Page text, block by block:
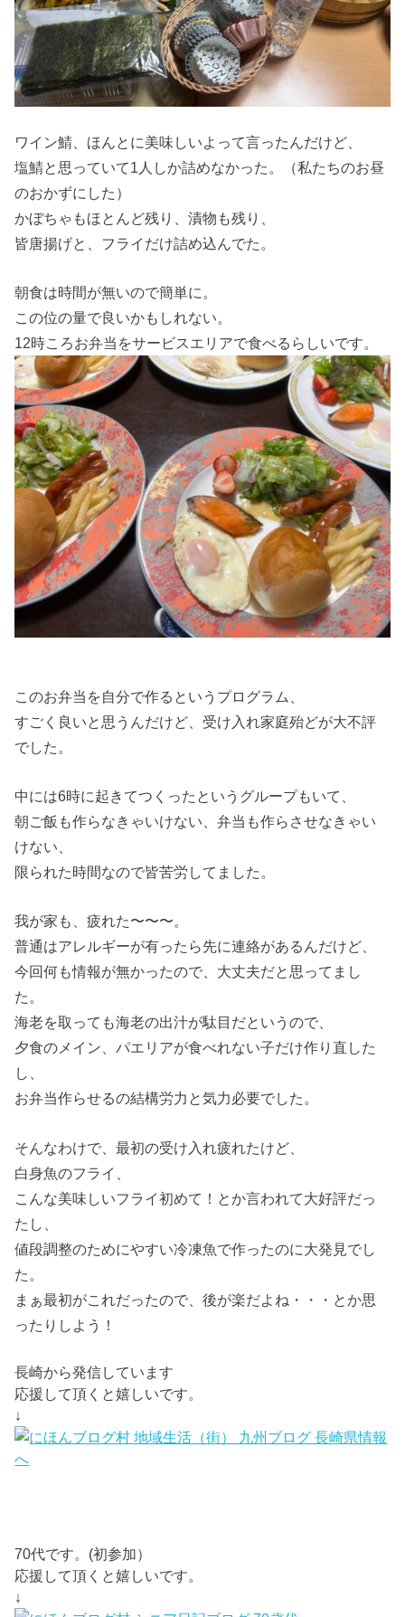
ワイン鯖、ほんとに美味しいよって言ったんだけど、
塩鯖と思っていて1人しか詰めなかった。（私たちのお昼
のおかずにした）
かぼちゃもほとんど残り、漬物も残り、
皆唐揚げと、フライだけ詰め込んでた。
朝食は時間が無いので簡単に。
この位の量で良いかもしれない。
12時ころお弁当をサービスエリアで食べるらしいです。
このお弁当を自分で作るというプログラム、
すごく良いと思うんだけど、受け入れ家庭殆どが大不評
でした。
中には6時に起きてつくったというグループもいて、
朝ご飯も作らなきゃいけない、弁当も作らさせなきゃい
けない、
限られた時間なので皆苦労してました。
我が家も、疲れた〜〜〜。
普通はアレルギーが有ったら先に連絡があるんだけど、
今回何も情報が無かったので、大丈夫だと思ってまし
た。
海老を取っても海老の出汁が駄目だというので、
夕食のメイン、パエリアが食べれない子だけ作り直した
し、
お弁当作らせるの結構労力と気力必要でした。
そんなわけで、最初の受け入れ疲れたけど、
白身魚のフライ、
こんな美味しいフライ初めて！とか言われて大好評だっ
たし、
値段調整のためにやすい冷凍魚で作ったのに大発見でし
た。
まぁ最初がこれだったので、後が楽だよね・・・とか思
ったりしよう！
長崎から発信しています
応援して頂くと嬉しいです。
↓
70代です。(初参加）
応援して頂くと嬉しいです。
↓